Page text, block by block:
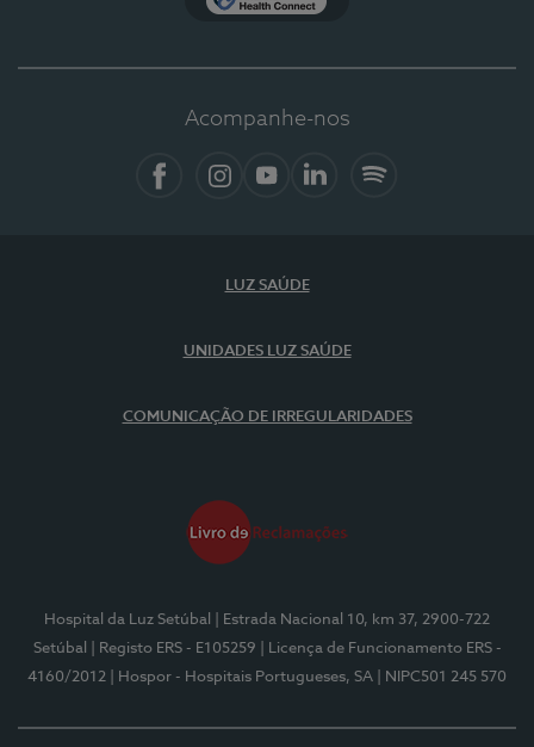
Acompanhe-nos
LUZ SAÚDE
UNIDADES LUZ SAÚDE
COMUNICAÇÃO DE IRREGULARIDADES
Hospital da Luz Setúbal
| Estrada Nacional 10, km 37, 2900-722
Setúbal
| Registo ERS - E105259
| Licença de Funcionamento ERS -
4160/2012
| Hospor - Hospitais Portugueses, SA | NIPC501 245 570